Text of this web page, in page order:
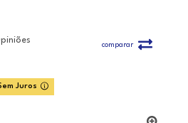
comparar
Juros